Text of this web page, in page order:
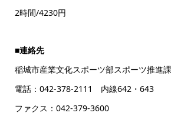
2時間/4230円
■連絡先
稲城市産業文化スポーツ部スポーツ推進
電話：042-378-2111 内線642・643
ファクス：042-379-3600